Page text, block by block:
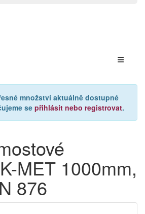
množství aktuálně dostupné
se přihlásit nebo registrovat.
MET 1000mm,
876